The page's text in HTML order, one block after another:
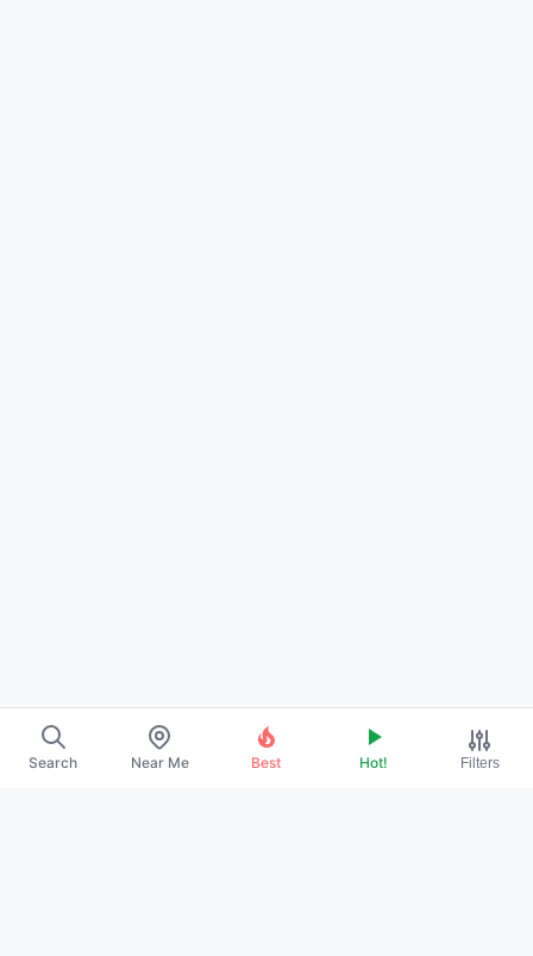
Search Near Me Best Hot! Filters